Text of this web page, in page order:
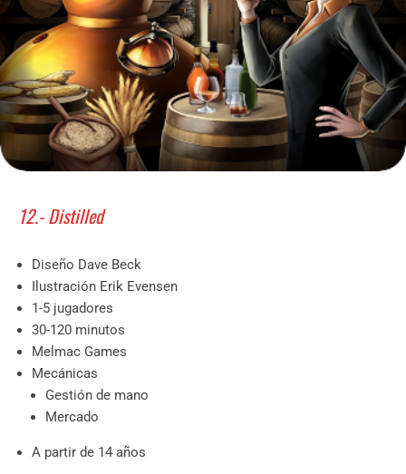
12.- Distilled
Diseño Dave Beck
Ilustración Erik Evensen
1-5 jugadores
30-120 minutos
Melmac Games
Mecánicas
Gestión de mano
Mercado
A partir de 14 años